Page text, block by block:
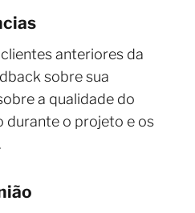
anteriores da
sobre sua
a qualidade do
durante o projeto e os